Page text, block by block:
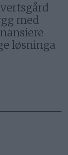
med
løsninga